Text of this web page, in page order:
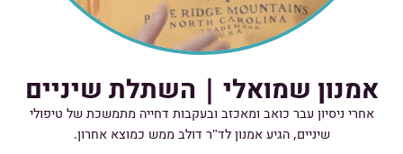
אמנון שמואלי | השתלת שיניים
אחרי ניסיון עבר כואב ומאכזב ובעקבות דחייה מתמשכת של טיפולי
שיניים, הגיע אמנון לד"ר דולב ממש כמוצא אחרון.